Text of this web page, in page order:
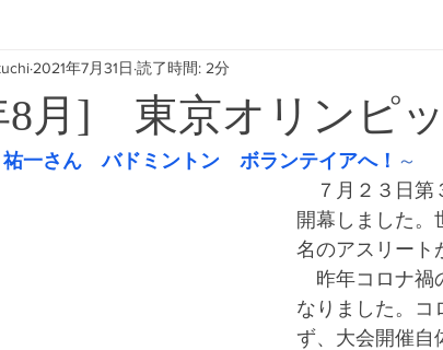
8月] 東京オリンピ
2021年7月31日 読了時間: 2分
一さん　バドミントン　ボランテイアへ！ ～
７月２３日第
開幕しました。
名のアスリート
昨年コロナ禍
なりました。コ
ず、大会開催自